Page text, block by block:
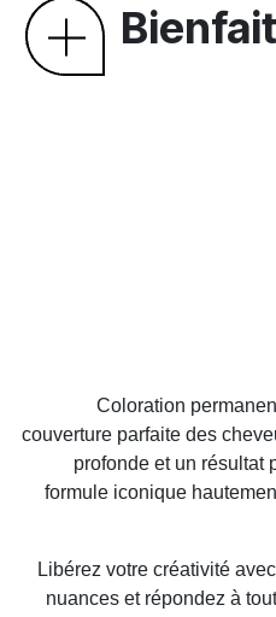
Coloration
couverture parfaite des
profonde et un résultat
formule iconique
Libérez votre créativité
nuances et répondez à